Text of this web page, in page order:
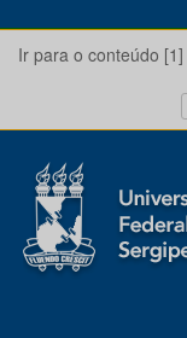
Ir para o conteúdo [1]